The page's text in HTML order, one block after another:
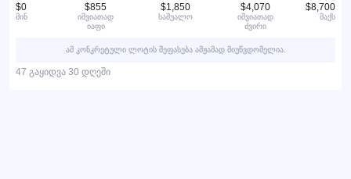
$0
მინ
$855
იშვიათად
იაფი
$1,850
საშუალო
$4,070
იშვიათად
ძვირი
$8,700
მაქს
ამ კონკრეტული ლოტის შეფასება ამჟამად მიუწვდომელია.
47 გაყიდვა 30 დღეში